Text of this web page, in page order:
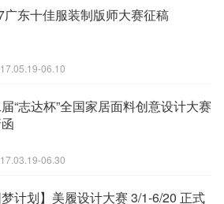
广东十佳服装制版师大赛征稿
06.10
“志达杯”全国家居面料创意设计大赛
06.30
梦计划】美履设计大赛 3/1-6/20 正式